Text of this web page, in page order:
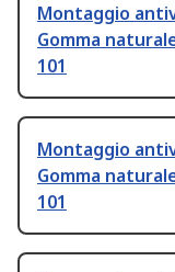
Montaggio
Gomma
101
Montaggio
Gomma
101